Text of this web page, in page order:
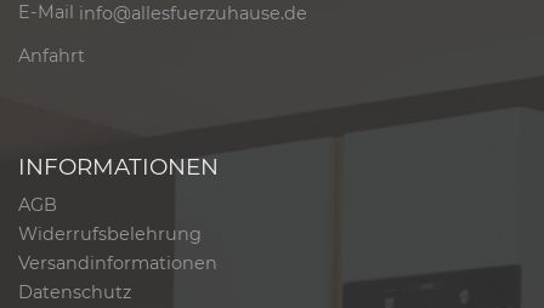
E-Mail info@allesfuerzuhause.de
Anfahrt
INFORMATIONEN
AGB
Widerrufsbelehrung
Versandinformationen
Datenschutz